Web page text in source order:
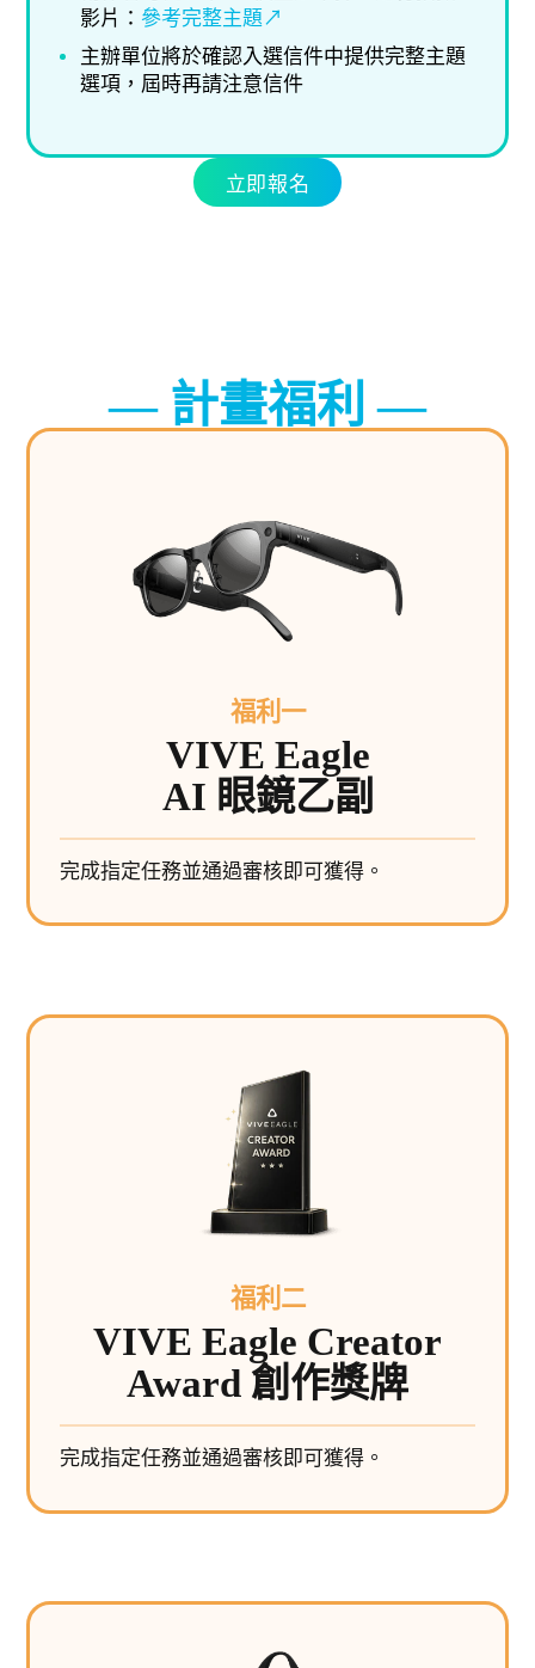
影片： 參考完整主題↗
主辦單位將於確認入選信件中提供完整主題
選項，屆時再請注意信件
立即報名
計畫福利
福利一
VIVE Eagle
AI 眼鏡乙副
完成指定任務並通過審核即可獲得。
福利二
VIVE Eagle Creator
Award 創作獎牌
完成指定任務並通過審核即可獲得。